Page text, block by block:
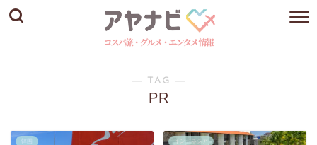
― TAG ―
PR
韓国 インドネシア